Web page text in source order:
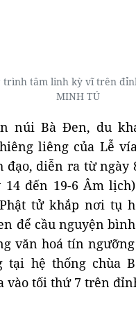
trình tâm linh kỳ vĩ trên
MINH TÚ
núi Bà Đen, du
liêng của Lễ
đạo, diễn ra từ ngày
14 đến 19-6 Âm
tử khắp nơi tụ
để cầu nguyện
văn hoá tín
tại hệ thống chùa
vào tối thứ 7 trên